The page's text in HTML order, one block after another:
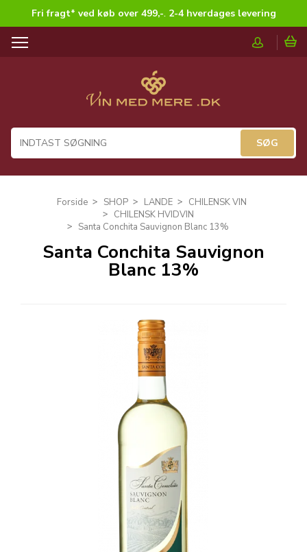
Fri fragt* ved køb over 499,-. 2-4 hverdages levering
T
a
i
Forside SHOP LANDE
CHILENSK VIN
CHILENSK HVIDVIN
Santa Conchita Sauvignon Blanc 13%
Santa Conchita Sauvignon
Blanc 13%